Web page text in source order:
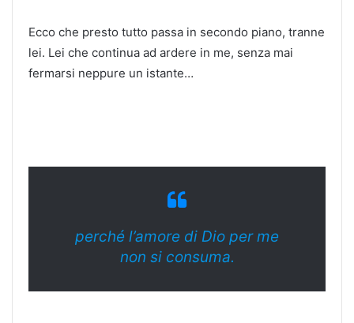
Ecco che presto tutto passa in secondo piano, tranne
lei. Lei che continua ad ardere in me, senza mai
fermarsi neppure un istante…
perché l’amore di Dio per me
non si consuma.